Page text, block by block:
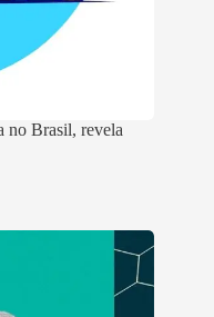
no Brasil, revela